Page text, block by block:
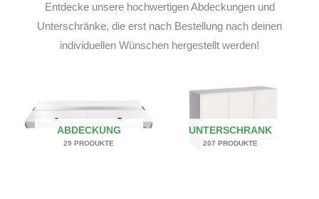
Entdecke unsere hochwertigen Abdeckungen und
Unterschränke, die erst nach Bestellung nach deinen
individuellen Wünschen hergestellt werden!
ABDECKUNG
29 PRODUKTE
UNTERSCHRANK
207 PRODUKTE